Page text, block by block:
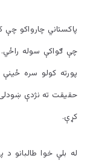
پاکستاني چارواکو چې
چې ګواکې سوله راځي.
پورته کولو سره
حقیقت ته نژدې
کړې.
له بلې خوا